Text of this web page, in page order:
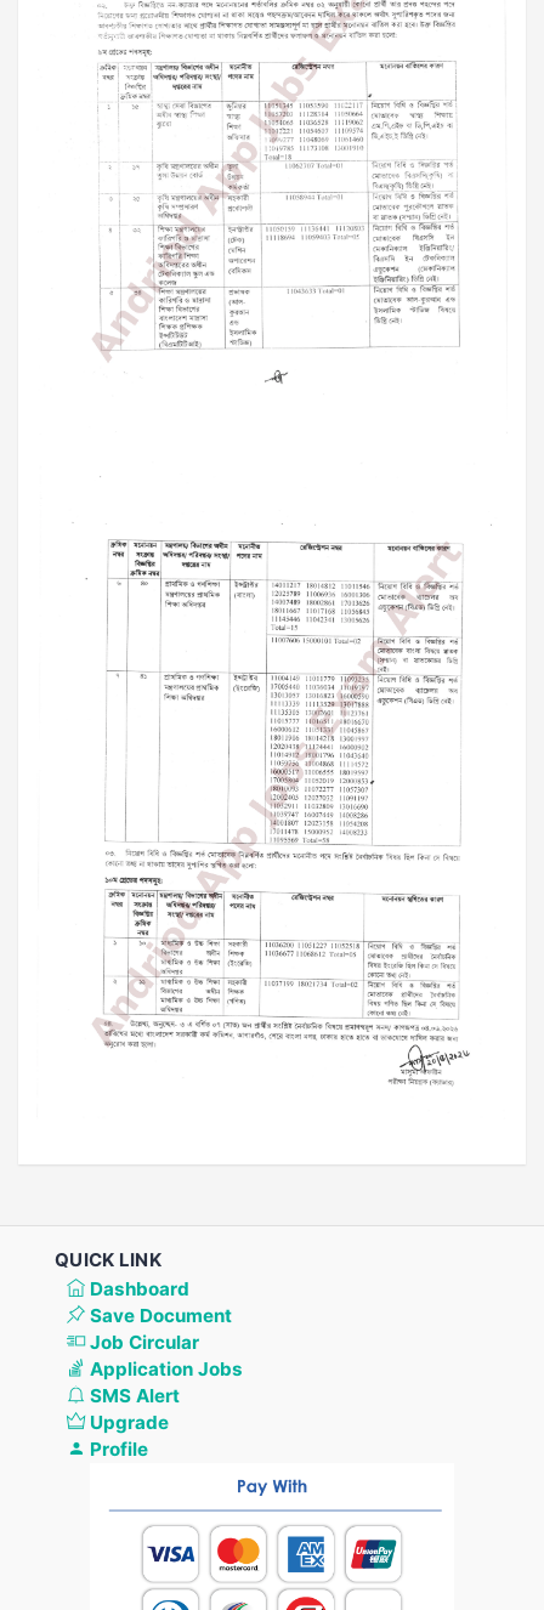
QUICK LINK
Dashboard
Save Document
Job Circular
Application Jobs
SMS Alert
Upgrade
Profile